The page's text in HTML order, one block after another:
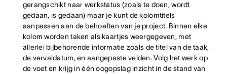
gerangschikt naar werkstatus (zoals te doen, wordt
gedaan, is gedaan) maar je kunt de kolomtitels
aanpassen aan de behoeften van je project. Binnen elke
kolom worden taken als kaartjes weergegeven, met
allerlei bijbehorende informatie zoals de titel van de taak,
de vervaldatum, en aangepaste velden. Volg het werk op
de voet en krijg in één oogopslag inzicht in de stand van